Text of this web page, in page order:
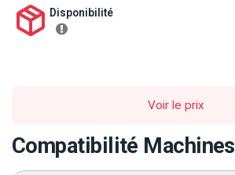
Disponibilité
Voir le prix
Compatibilité Machines